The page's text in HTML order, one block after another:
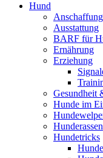
Hund
Anschaffung
Ausstattung
BARF für
Ernährung
Erziehung
Gesundheit
Hunde im
Hunderassen
Hundetricks